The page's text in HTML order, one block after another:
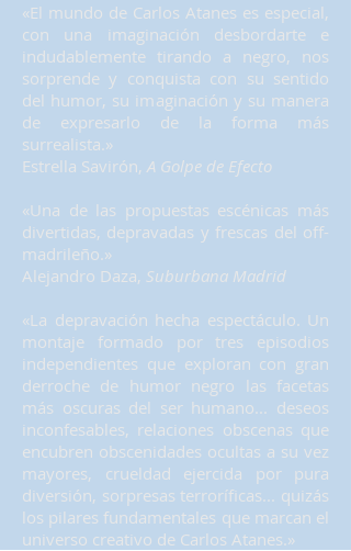
«El mundo de Carlos Atanes es especial,
con una imaginación desbordarte e
indudablemente tirando a negro, nos
sorprende y conquista con su sentido
del humor, su imaginación y su manera
de expresarlo de la forma más
surrealista.»
Estrella Savirón, A Golpe de Efecto
«Una de las propuestas escénicas más
divertidas, depravadas y frescas del off-
madrileño.»
Alejandro Daza, Suburbana Madrid
«La depravación hecha espectáculo. Un
montaje formado por tres episodios
independientes que exploran con gran
derroche de humor negro las facetas
más oscuras del ser humano... deseos
inconfesables, relaciones obscenas que
encubren obscenidades ocultas a su vez
mayores, crueldad ejercida por pura
diversión, sorpresas terroríficas... quizás
los pilares fundamentales que marcan el
universo creativo de Carlos Atanes.»